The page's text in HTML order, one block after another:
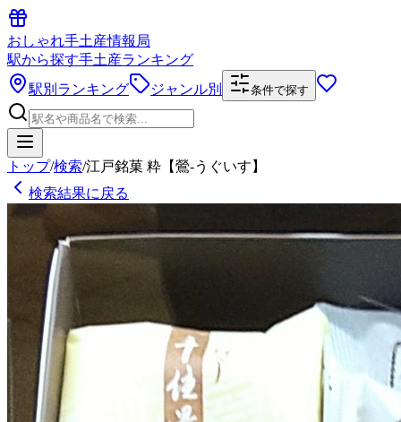
おしゃれ手土産情報局
駅から探す手土産ランキング
駅別ランキング
ジャンル別 条件で探す
トップ/検索/江戸銘菓 粋【鶯-うぐいす】
検索結果に戻る